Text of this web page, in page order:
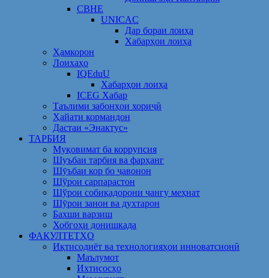
CBHE
UNICAC
Дар бораи лоиҳа
Хабарҳои лоиҳа
Ҳамкорон
Лоихаҳо
IQEduU
Хабарҳои лоиҳа
ICEG Хабар
Таълими забонҳои хориҷӣ
Ҳайати кормандон
Дастаи «Энактус»
ТАРБИЯ
Муқовимат ба коррупсия
Шуъбаи тарбия ва фарҳанг
Шӯъбаи кор бо ҷавонон
Шўрои сарпарастон
Шўрои собиқадорони ҷангу меҳнат
Шӯрои занон ва духтарон
Бахши варзиш
Хобгоҳи донишкада
ФАКУЛТЕТҲО
Иқтисодиёт ва технологияҳои инноватсионӣ
Маълумот
Ихтисосҳо